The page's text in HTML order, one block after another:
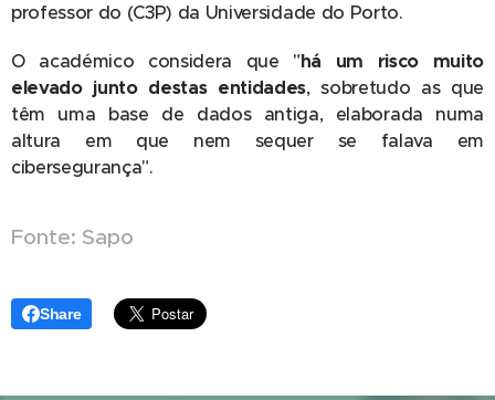
professor do (C3P) da Universidade do Porto.
O académico considera que "há um risco muito
elevado junto destas entidades, sobretudo as que
têm uma base de dados antiga, elaborada numa
altura em que nem sequer se falava em
cibersegurança".
Fonte: Sapo
Share